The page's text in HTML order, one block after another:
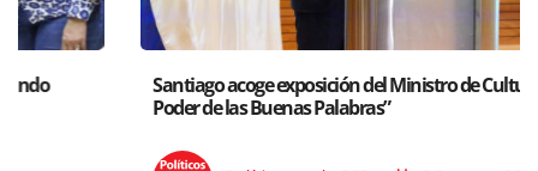
Santiago acoge exposición del Ministro de Cultura sobre “El
Poder de las Buenas Palabras”